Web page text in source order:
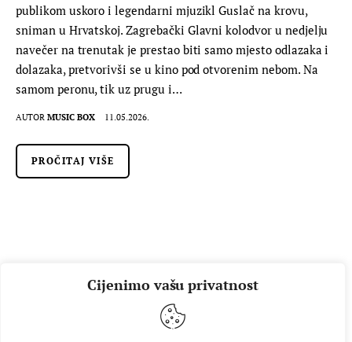
Cijenimo vašu privatnost
publikom uskoro i legendarni mjuzikl Guslač na krovu,
sniman u Hrvatskoj. Zagrebački Glavni kolodvor u nedjelju
navečer na trenutak je prestao biti samo mjesto odlazaka i
dolazaka, pretvorivši se u kino pod otvorenim nebom. Na
samom peronu, tik uz prugu i…
AUTOR MUSIC BOX 11.05.2026.
PROČITAJ VIŠE